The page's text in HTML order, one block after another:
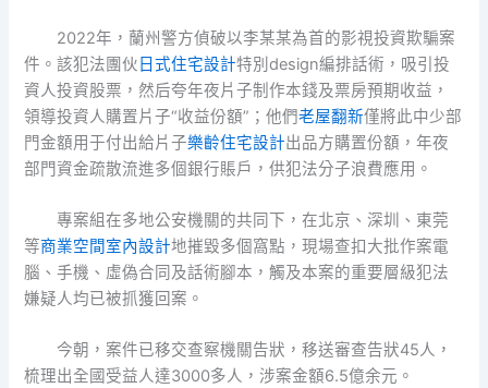
2022年，蘭州警方偵破以李某某為首的影視投資欺騙案
件。該犯法團伙 日式住宅設計特別design編排話術，吸引投
資人投資股票，然后夸年夜片子制作本錢及票房預期收益，
領導投資人購置片子“收益份額”；他們老屋翻新僅將此中少部
門金額用于付出給片子樂齡住宅設計出品方購置份額，年夜
部門資金疏散流進多個銀行賬戶，供犯法分子浪費應用。
專案組在多地公安機關的共同下，在北京、深圳、東莞
等商業空間室內設計地摧毀多個窩點，現場查扣大批作案電
腦、手機、虛偽合同及話術腳本，觸及本案的重要層級犯法
嫌疑人均已被抓獲回案。
今朝，案件已移交查察機關告狀，移送審查告狀45人，
梳理出全國受益人達3000多人，涉案金額6.5億余元。